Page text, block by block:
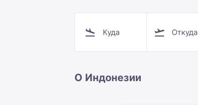
Куда Откуда
О Индонезии